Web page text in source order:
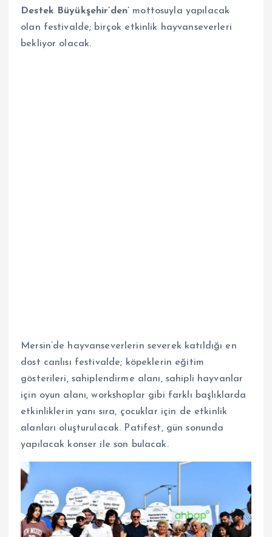
Destek Büyükşehir’den’ mottosuyla yapılacak
olan festivalde; birçok etkinlik hayvanseverleri
bekliyor olacak.
Mersin’de hayvanseverlerin severek katıldığı en
dost canlısı festivalde; köpeklerin eğitim
gösterileri, sahiplendirme alanı, sahipli hayvanlar
için oyun alanı, workshoplar gibi farklı başlıklarda
etkinliklerin yanı sıra, çocuklar için de etkinlik
alanları oluşturulacak. Patifest, gün sonunda
yapılacak konser ile son bulacak.